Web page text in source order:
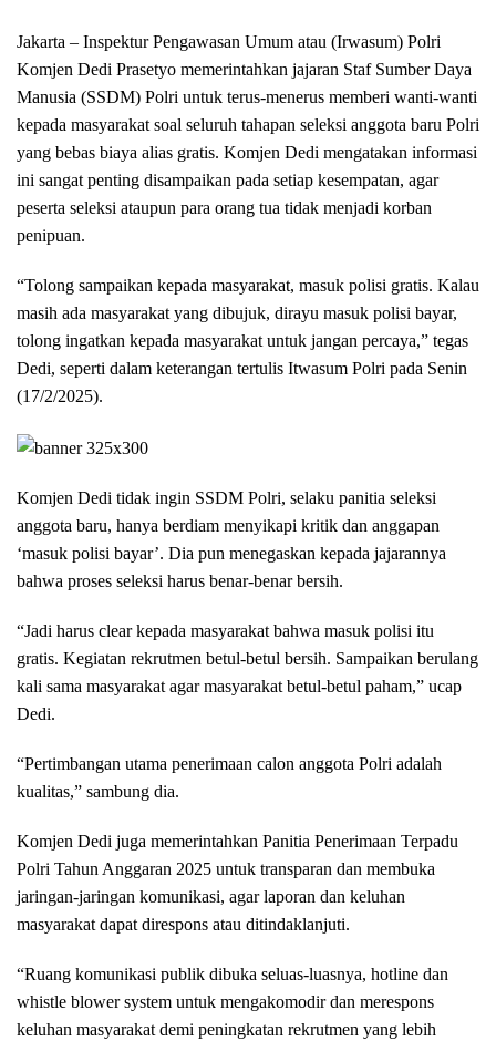
Jakarta – Inspektur Pengawasan Umum atau (Irwasum) Polri
Komjen Dedi Prasetyo memerintahkan jajaran Staf Sumber Daya
Manusia (SSDM) Polri untuk terus-menerus memberi wanti-wanti
kepada masyarakat soal seluruh tahapan seleksi anggota baru Polri
yang bebas biaya alias gratis. Komjen Dedi mengatakan informasi
ini sangat penting disampaikan pada setiap kesempatan, agar
peserta seleksi ataupun para orang tua tidak menjadi korban
penipuan.
“Tolong sampaikan kepada masyarakat, masuk polisi gratis. Kalau
masih ada masyarakat yang dibujuk, dirayu masuk polisi bayar,
tolong ingatkan kepada masyarakat untuk jangan percaya,” tegas
Dedi, seperti dalam keterangan tertulis Itwasum Polri pada Senin
(17/2/2025).
Komjen Dedi tidak ingin SSDM Polri, selaku panitia seleksi
anggota baru, hanya berdiam menyikapi kritik dan anggapan
‘masuk polisi bayar’. Dia pun menegaskan kepada jajarannya
bahwa proses seleksi harus benar-benar bersih.
“Jadi harus clear kepada masyarakat bahwa masuk polisi itu
gratis. Kegiatan rekrutmen betul-betul bersih. Sampaikan berulang
kali sama masyarakat agar masyarakat betul-betul paham,” ucap
Dedi.
“Pertimbangan utama penerimaan calon anggota Polri adalah
kualitas,” sambung dia.
Komjen Dedi juga memerintahkan Panitia Penerimaan Terpadu
Polri Tahun Anggaran 2025 untuk transparan dan membuka
jaringan-jaringan komunikasi, agar laporan dan keluhan
masyarakat dapat direspons atau ditindaklanjuti.
“Ruang komunikasi publik dibuka seluas-luasnya, hotline dan
whistle blower system untuk mengakomodir dan merespons
keluhan masyarakat demi peningkatan rekrutmen yang lebih